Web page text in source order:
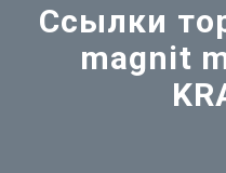
Ссылки
magnit